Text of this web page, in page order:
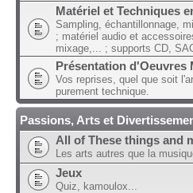
Matériel et Techniques
Sampling, échantillonnage,
; matériel audio et
mixage,... ; supports CD,
Présentation d'Oeuvres
Vos reprises, quel que soit
purement technique.
Passions, Arts et
All of These things and
Les arts autres que la
Jeux
Quiz, kamoulox...